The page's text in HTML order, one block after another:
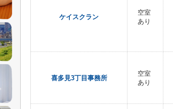
ケイスクラン
空室
あり
喜多見3丁目事務所
空室
あり